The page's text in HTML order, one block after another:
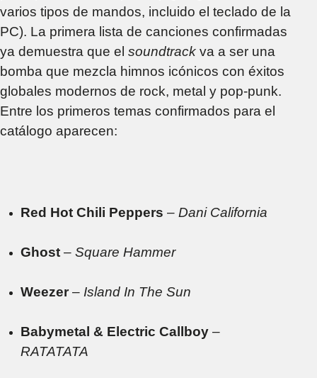
varios tipos de mandos, incluido el teclado de la
PC). La primera lista de canciones confirmadas
ya demuestra que el soundtrack va a ser una
bomba que mezcla himnos icónicos con éxitos
globales modernos de rock, metal y pop-punk.
Entre los primeros temas confirmados para el
catálogo aparecen:
Red Hot Chili Peppers – Dani California
Ghost– Square Hammer
Weezer– Island In The Sun
Babymetal & Electric Callboy–
RATATATA